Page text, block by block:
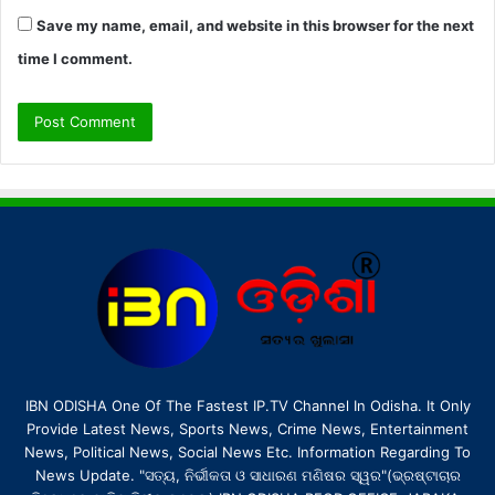
Save my name, email, and website in this browser for the next
time I comment.
IBN ODISHA One Of The Fastest IP.TV Channel In Odisha. It Only
Provide Latest News, Sports News, Crime News, Entertainment
News, Political News, Social News Etc. Information Regarding To
News Update. "ସତ୍ୟ, ନିର୍ଭୀକତା ଓ ସାଧାରଣ ମଣିଷର ସ୍ୱର"(ଭ୍ରଷ୍ଟାଚାର